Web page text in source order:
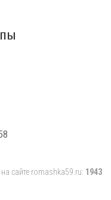
сайте romashka59.ru: 1943